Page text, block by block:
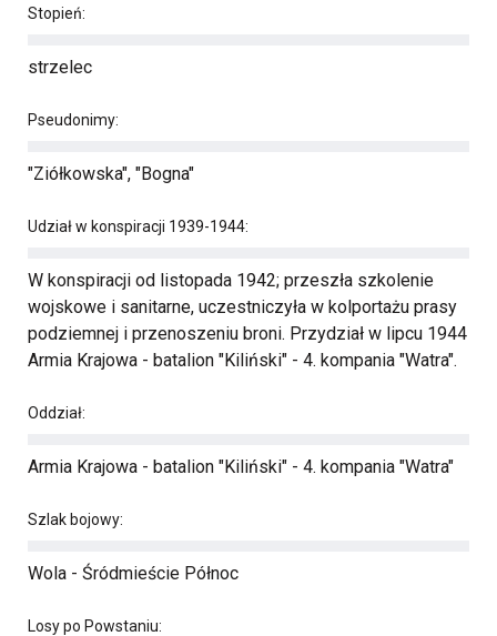
Stopień:
strzelec
Pseudonimy:
"Ziółkowska", "Bogna"
Udział w konspiracji 1939-1944:
W konspiracji od listopada 1942; przeszła szkolenie
wojskowe i sanitarne, uczestniczyła w kolportażu prasy
podziemnej i przenoszeniu broni. Przydział w lipcu 1944
Armia Krajowa - batalion "Kiliński" - 4. kompania "Watra".
Oddział:
Armia Krajowa - batalion "Kiliński" - 4. kompania "Watra"
Szlak bojowy:
Wola - Śródmieście Północ
Losy po Powstaniu: